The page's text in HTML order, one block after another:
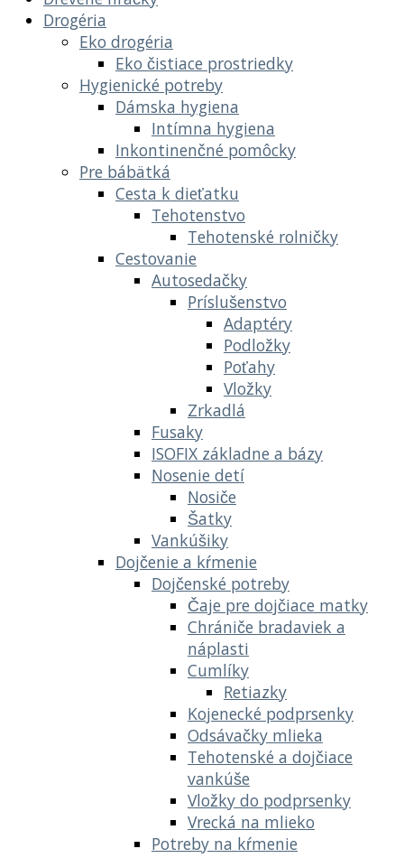
Drogéria
Eko drogéria
Eko čistiace prostriedky
Hygienické potreby
Dámska hygiena
Intímna hygiena
Inkontinenčné pomôcky
Pre bábätká
Cesta k dieťatku
Tehotenstvo
Tehotenské rolničky
Cestovanie
Autosedačky
Príslušenstvo
Adaptéry
Podložky
Poťahy
Vložky
Zrkadlá
Fusaky
ISOFIX základne a bázy
Nosenie detí
Nosiče
Šatky
Vankúšiky
Dojčenie a kŕmenie
Dojčenské potreby
Čaje pre dojčiace matky
Chrániče bradaviek a
náplasti
Cumlíky
Retiazky
Kojenecké podprsenky
Odsávačky mlieka
Tehotenské a dojčiace
vankúše
Vložky do podprsenky
Vrecká na mlieko
Potreby na kŕmenie